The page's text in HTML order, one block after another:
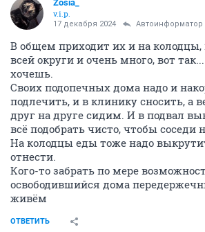
Zosia_
v.i.p.
17 декабря 2024 Автоинформатор
В общем приходит их и на колодцы,
всей округи и очень много, вот
хочешь.
Своих подопечных дома надо и
подлечить, и в клинику сносить, а
друг на друге сидим. И в подвал
всё подобрать чисто, чтобы соседи
На колодцы еды тоже надо
отнести.
Кого-то забрать по мере
освободившийся дома
живём
ОТВЕТИТЬ